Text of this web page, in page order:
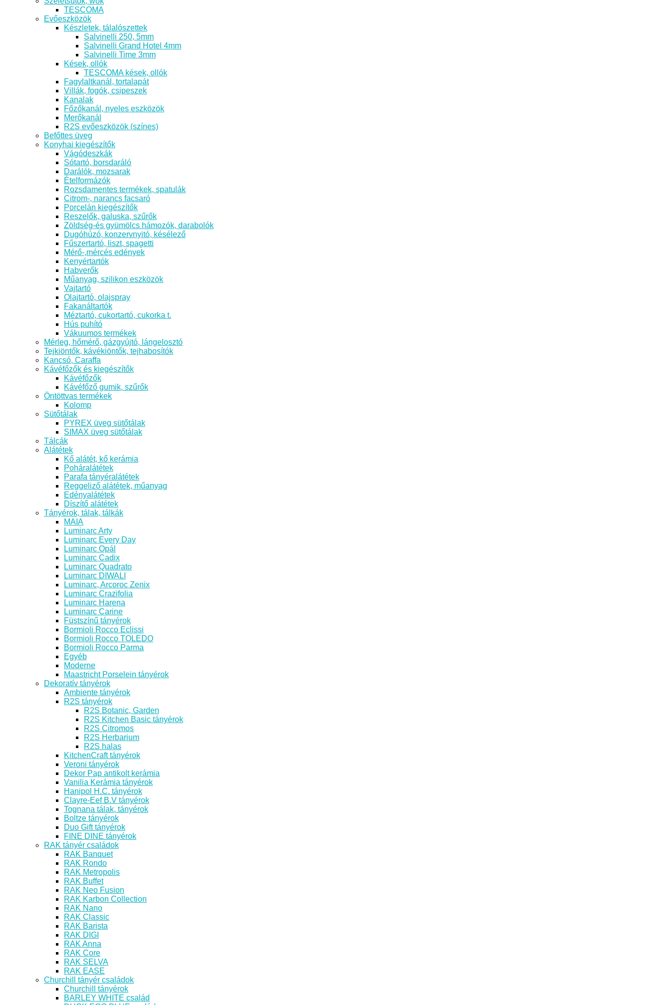
TESCOMA
Evőeszközök
Készletek, tálalószettek
Salvinelli 250, 5mm
Salvinelli Grand Hotel 4mm
Salvinelli Time 3mm
Kések, ollók
TESCOMA kések, ollók
Fagylaltkanál, tortalapát
Villák, fogók, csipeszek
Kanalak
Főzőkanál, nyeles eszközök
Merőkanál
R2S evőeszközök (színes)
Befőttes üveg
Konyhai kiegészítők
Vágódeszkák
Sótartó, borsdaráló
Darálók, mozsarak
Ételformázók
Rozsdamentes termékek, spatulák
Citrom-, narancs facsaró
Porcelán kiegészítők
Reszelők, galuska, szűrők
Zöldség-és gyümölcs hámozók, darabolók
Dugóhúzó, konzervnyitó, késélező
Fűszertartó, liszt, spagetti
Mérő-,mércés edények
Kenyértartók
Habverők
Műanyag, szilikon eszközök
Vajtartó
Olajtartó, olajspray
Fakanáltartók
Méztartó, cukortartó, cukorka t.
Hús puhító
Vákuumos termékek
Mérleg, hőmérő, gázgyújtó, lángelosztó
Tejkiöntők, kávékiöntők, tejhabosítók
Kancsó, Caraffa
Kávéfőzők és kiegészítők
Kávéfőzők
Kávéfőző gumik, szűrők
Öntöttvas termékek
Kolomp
Sütőtálak
PYREX üveg sütőtálak
SIMAX üveg sütőtálak
Tálcák
Alátétek
Kő alátét, kő kerámia
Poháralátétek
Parafa tányéralátétek
Reggeliző alátétek, műanyag
Edényalátétek
Díszítő alátétek
Tányérok, tálak, tálkák
MAIA
Luminarc Arty
Luminarc Every Day
Luminarc Opál
Luminarc Cadix
Luminarc Quadrato
Luminarc DIWALI
Luminarc, Arcoroc Zenix
Luminarc Crazifolia
Luminarc Harena
Luminarc Carine
Füstszínű tányérok
Bormioli Rocco Eclissi
Bormioli Rocco TOLEDO
Bormioli Rocco Parma
Egyéb
Moderne
Maastricht Porselein tányérok
Dekoratív tányérok
Ambiente tányérok
R2S tányérok
R2S Botanic, Garden
R2S Kitchen Basic tányérok
R2S Citromos
R2S Herbarium
R2S halas
KitchenCraft tányérok
Veroni tányérok
Dekor Pap antikolt kerámia
Vanilia Kerámia tányérok
Hanipol H.C. tányérok
Clayre-Eef B.V tányérok
Tognana tálak, tányérok
Boltze tányérok
Duo Gift tányérok
FINE DINE tányérok
RAK tányér családok
RAK Banquet
RAK Rondo
RAK Metropolis
RAK Buffet
RAK Neo Fusion
RAK Karbon Collection
RAK Nano
RAK Classic
RAK Barista
RAK DIGI
RAK Anna
RAK Core
RAK SELVA
RAK EASE
Churchill tányér családok
Churchill tányérok
BARLEY WHITE család